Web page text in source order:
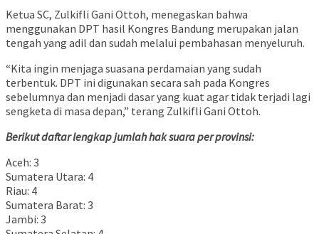
Ketua SC, Zulkifli Gani Ottoh, menegaskan bahwa
menggunakan DPT hasil Kongres Bandung merupakan jalan
tengah yang adil dan sudah melalui pembahasan menyeluruh.
“Kita ingin menjaga suasana perdamaian yang sudah
terbentuk. DPT ini digunakan secara sah pada Kongres
sebelumnya dan menjadi dasar yang kuat agar tidak terjadi lagi
sengketa di masa depan,” terang Zulkifli Gani Ottoh.
Berikut daftar lengkap jumlah hak suara per provinsi:
Aceh: 3
Sumatera Utara: 4
Riau: 4
Sumatera Barat: 3
Jambi: 3